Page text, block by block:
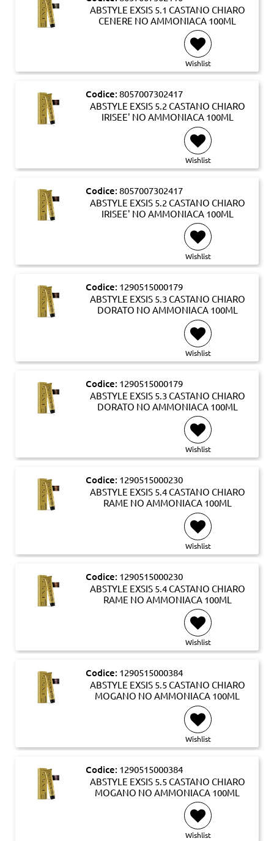
ABSTYLE EXSIS 5.1 CASTANO CHIARO
CENERE NO AMMONIACA 100ML
Wishlist
Codice: 8057007302417
ABSTYLE EXSIS 5.2 CASTANO CHIARO
IRISEE' NO AMMONIACA 100ML
Wishlist
Codice: 8057007302417
ABSTYLE EXSIS 5.2 CASTANO CHIARO
IRISEE' NO AMMONIACA 100ML
Wishlist
Codice: 1290515000179
ABSTYLE EXSIS 5.3 CASTANO CHIARO
DORATO NO AMMONIACA 100ML
Wishlist
Codice: 1290515000179
ABSTYLE EXSIS 5.3 CASTANO CHIARO
DORATO NO AMMONIACA 100ML
Wishlist
Codice: 1290515000230
ABSTYLE EXSIS 5.4 CASTANO CHIARO
RAME NO AMMONIACA 100ML
Wishlist
Codice: 1290515000230
ABSTYLE EXSIS 5.4 CASTANO CHIARO
RAME NO AMMONIACA 100ML
Wishlist
Codice: 1290515000384
ABSTYLE EXSIS 5.5 CASTANO CHIARO
MOGANO NO AMMONIACA 100ML
Wishlist
Codice: 1290515000384
ABSTYLE EXSIS 5.5 CASTANO CHIARO
MOGANO NO AMMONIACA 100ML
Wishlist